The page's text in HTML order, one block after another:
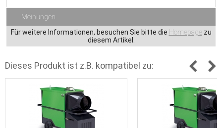
Meinungen
Für weitere Informationen, besuchen Sie bitte die Homepagezu
diesem Artikel.
Dieses Produkt ist z.B. kompatibel zu: